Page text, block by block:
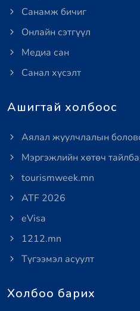
Санамж бичиг
Онлайн сэтгүүл
Медиа сан
Санал хүсэлт
Ашигтай холбоос
Аялал жуулчлалын
Мэргэжлийн хөтөч
tourismweek.mn
ATF 2026
eVisa
1212.mn
Түгээмэл асуулт
Холбоо барих